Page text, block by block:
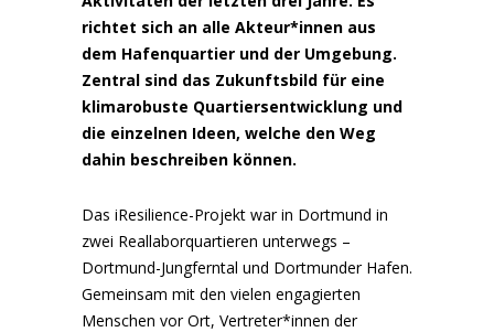
richtet sich an alle Akteur*innen aus
dem Hafenquartier und der Umgebung.
Zentral sind das Zukunftsbild für eine
klimarobuste Quartiersentwicklung und
die einzelnen Ideen, welche den Weg
dahin beschreiben können.
Das iResilience-Projekt war in Dortmund in
zwei Reallaborquartieren unterwegs –
Dortmund-Jungferntal und Dortmunder Hafen.
Gemeinsam mit den vielen engagierten
Menschen vor Ort, Vertreter*innen der